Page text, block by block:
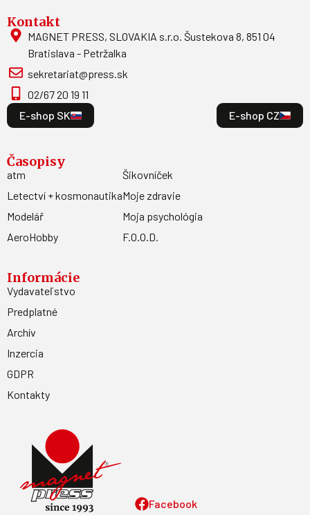
Facebook
Kontakt
MAGNET PRESS, SLOVAKIA s.r.o. Šustekova 8, 851 04
Bratislava - Petržalka
sekretariat@press.sk
02/67 20 19 11
E-shop SK
E-shop CZ
Časopisy
atm
Letectví + kosmonautika
Modelář
AeroHobby
Šikovníček
Moje zdravie
Moja psychológia
F.O.O.D.
Informácie
Vydavateľstvo
Predplatné
Archív
Inzercia
GDPR
Kontakty